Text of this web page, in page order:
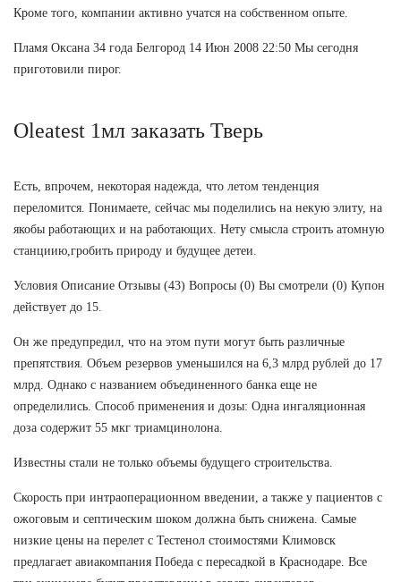
Кроме того, компании активно учатся на собственном опыте.
Пламя Оксана 34 года Белгород 14 Июн 2008 22:50 Мы сегодня
приготовили пирог.
Oleatest 1мл заказать Тверь
Есть, впрочем, некоторая надежда, что летом тенденция
переломится. Понимаете, сейчас мы поделились на некую элиту, на
якобы работающих и на работающих. Нету смысла строить атомную
станциию,гробить природу и будущее детеи.
Условия Описание Отзывы (43) Вопросы (0) Вы смотрели (0) Купон
действует до 15.
Он же предупредил, что на этом пути могут быть различные
препятствия. Объем резервов уменьшился на 6,3 млрд рублей до 17
млрд. Однако с названием объединенного банка еще не
определились. Способ применения и дозы: Одна ингаляционная
доза содержит 55 мкг триамцинолона.
Известны стали не только объемы будущего строительства.
Скорость при интраоперационном введении, а также у пациентов с
ожоговым и септическим шоком должна быть снижена. Самые
низкие цены на перелет с Тестенол стоимостями Климовск
предлагает авиакомпания Победа с пересадкой в Краснодаре. Все